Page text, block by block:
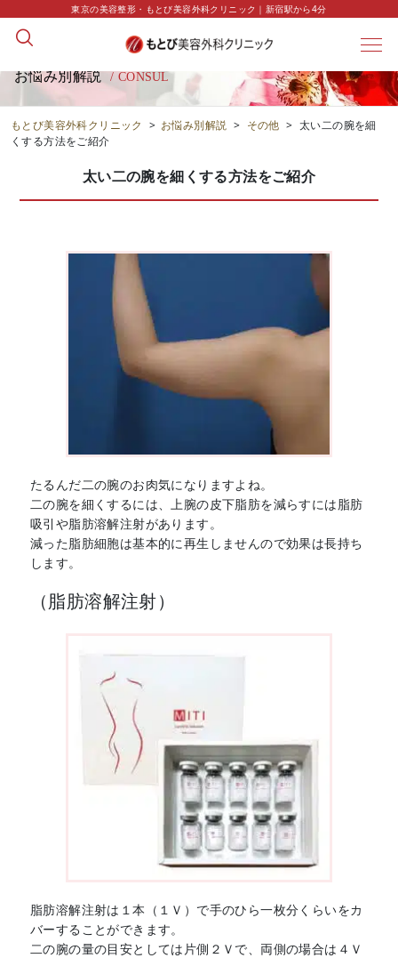
東京の美容整形・もとび美容外科クリニック｜新宿駅から4分
お悩み別解説 / CONSUL
もとび美容外科クリニック > お悩み別解説 > その他 > 太い二の腕を細
くする方法をご紹介
太い二の腕を細くする方法をご紹介
たるんだ二の腕のお肉気になりますよね。
二の腕を細くするには、上腕の皮下脂肪を減らすには脂肪
吸引や脂肪溶解注射があります。
減った脂肪細胞は基本的に再生しませんので効果は長持ち
します。
（脂肪溶解注射）
脂肪溶解注射は１本（１Ｖ）で手のひら一枚分くらいをカ
バーすることができます。
二の腕の量の目安としては片側２Ｖで、両側の場合は４Ｖ